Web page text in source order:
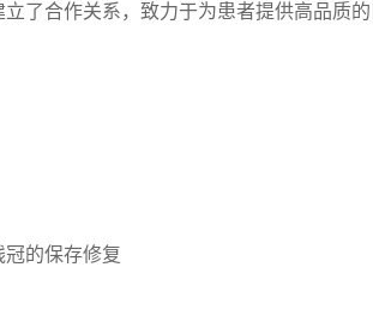
了合作关系，致力于为患者提供高品质的
的保存修复